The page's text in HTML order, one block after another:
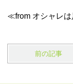
≪from オシャレ
前の記事